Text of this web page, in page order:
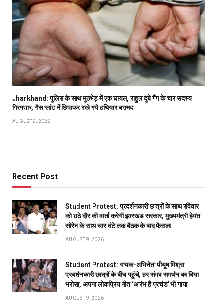
Jharkhand: पुलिस के साथ मुठभेड़ में एक घायल, राहुल दुबे गैंग के चार सदस्य
गिरफ्तार, गैस प्लांट में छिपाकर रखे गये हथियार बरामद
AUGUST 9, 2026
Recent Post
Student Protest: प्रदर्शनकारी छात्रों के साथ रविवार
को छठे दौर की वार्ता करेगी झारखंड सरकार, मुख्यमंत्री हेमंत
सोरेन के साथ चार घंटे तक बैठक के बाद फैसला
AUGUST 9, 2026
Student Protest: गायक-अभिनेता पीयूष मिश्रा
प्रदर्शनकारी छात्रों के बीच पहुंचे, हर संभव समर्थन का दिया
भरोसा, अपना लोकप्रिय गीत ‘आरंभ है प्रचंड’ भी गाया
AUGUST 9, 2026